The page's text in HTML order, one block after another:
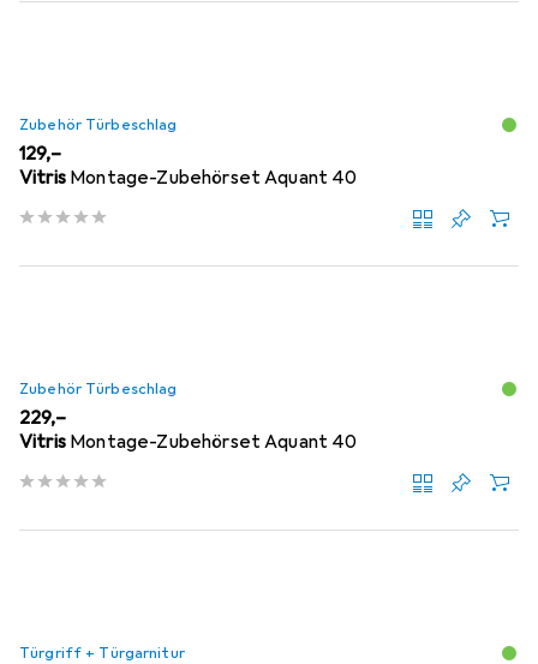
Zubehör Türbeschlag
EUR
129,–
Vitris Montage-Zubehörset Aquant 40
Zubehör Türbeschlag
EUR
229,–
Vitris Montage-Zubehörset Aquant 40
Türgriff + Türgarnitur